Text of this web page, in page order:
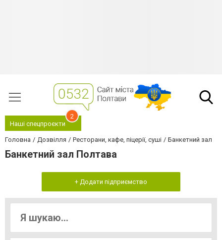
Наші спецпроєкти
2
Головна Дозвілля Ресторани, кафе, піцерії, суші Банкетний зал
Банкетний зал Полтава
+ Додати підприємство